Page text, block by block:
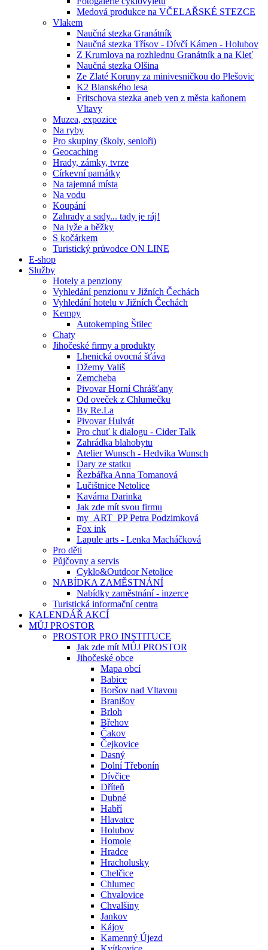
Medová produkce na VČELAŘSKÉ STEZCE
Vlakem
Naučná stezka Granátník
Naučná stezka Třísov - Dívčí Kámen - Holubov
Z Krumlova na rozhlednu Granátník a na Kleť
Naučná stezka Olšina
Ze Zlaté Koruny za minivesničkou do Plešovic
K2 Blanského lesa
Fritschova stezka aneb ven z města kaňonem
Vltavy
Muzea, expozice
Na ryby
Pro skupiny (školy, senioři)
Geocaching
Hrady, zámky, tvrze
Církevní památky
Na tajemná místa
Na vodu
Koupání
Zahrady a sady... tady je ráj!
Na lyže a běžky
S kočárkem
Turistický průvodce ON LINE
E-shop
Služby
Hotely a penziony
Vyhledání penzionu v Jižních Čechách
Vyhledání hotelu v Jižních Čechách
Kempy
Autokemping Štilec
Chaty
Jihočeské firmy a produkty
Lhenická ovocná šťáva
Džemy Vališ
Zemcheba
Pivovar Horní Chrášťany
Od oveček z Chlumečku
By Re.La
Pivovar Hulvát
Pro chuť k dialogu - Cider Talk
Zahrádka blahobytu
Atelier Wunsch - Hedvika Wunsch
Dary ze statku
Řezbářka Anna Tomanová
Lučištnice Netolice
Kavárna Darinka
Jak zde mít svou firmu
my_ART_PP Petra Podzimková
Fox ink
Lapule arts - Lenka Macháčková
Pro děti
Půjčovny a servis
Cyklo&Outdoor Netolice
NABÍDKA ZAMĚSTNÁNÍ
Nabídky zaměstnání - inzerce
Turistická informační centra
KALENDÁŘ AKCÍ
MŮJ PROSTOR
PROSTOR PRO INSTITUCE
Jak zde mít MŮJ PROSTOR
Jihočeské obce
Mapa obcí
Babice
Boršov nad Vltavou
Branišov
Brloh
Břehov
Čakov
Čejkovice
Dasný
Dolní Třebonín
Dívčice
Dříteň
Dubné
Habří
Hlavatce
Holubov
Homole
Hradce
Hracholusky
Chelčice
Chlumec
Chvalovice
Chvalšiny
Jankov
Kájov
Kamenný Újezd